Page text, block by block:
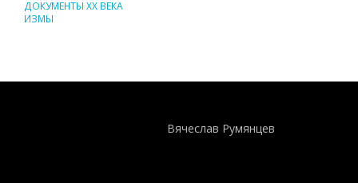
ДОКУМЕНТЫ XX ВЕКА
ИЗМЫ
Вячеслав Румянцев